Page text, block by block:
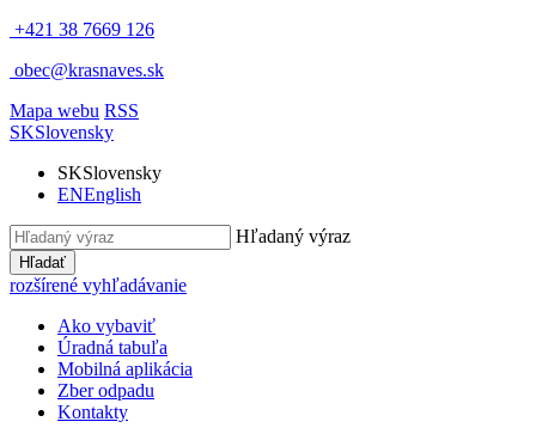
+421 38 7669 126
obec@krasnaves.sk
Mapa webu RSS
SKSlovensky
SKSlovensky
ENEnglish
Hľadaný výraz
Hľadať
rozšírené vyhľadávanie
Ako vybaviť
Úradná tabuľa
Mobilná aplikácia
Zber odpadu
Kontakty